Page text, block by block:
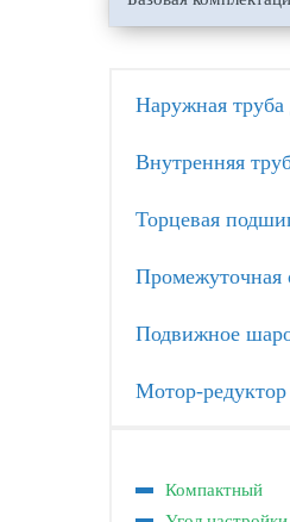
Наружная
Внутренняя
Торцевая
Промежуточная
Подвижное
Мотор-редуктор
Компактный